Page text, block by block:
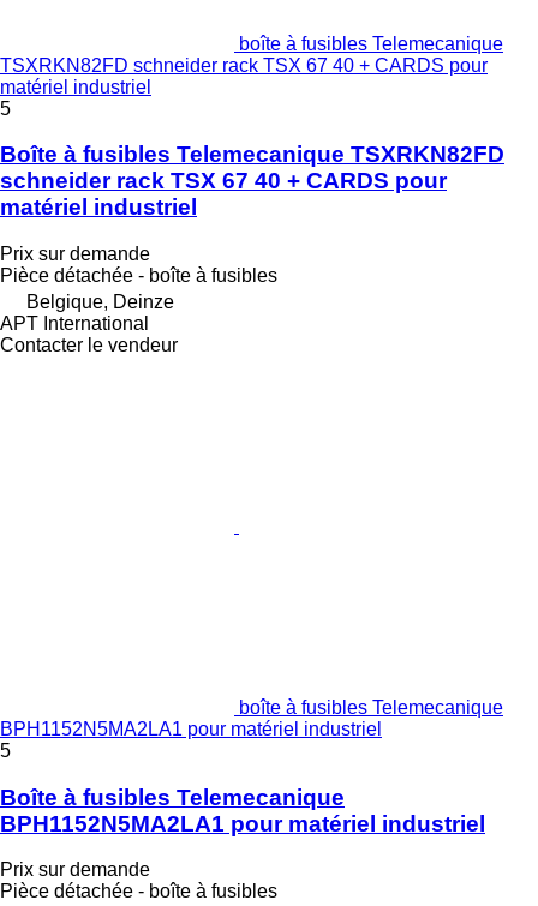
boîte à fusibles Telemecanique
TSXRKN82FD schneider rack TSX 67 40 + CARDS pour
matériel industriel
5
Boîte à fusibles Telemecanique TSXRKN82FD
schneider rack TSX 67 40 + CARDS pour
matériel industriel
Prix sur demande
Pièce détachée - boîte à fusibles
Belgique, Deinze
APT International
Contacter le vendeur
boîte à fusibles Telemecanique
BPH1152N5MA2LA1 pour matériel industriel
5
Boîte à fusibles Telemecanique
BPH1152N5MA2LA1 pour matériel industriel
Prix sur demande
Pièce détachée - boîte à fusibles